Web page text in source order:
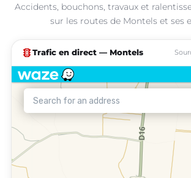
Accidents, bouchons, travaux et
sur les routes de Montels et ses
traffic Trafic en direct — Montels